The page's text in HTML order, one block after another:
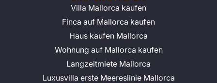
Villa Mallorca kaufen
Finca auf Mallorca kaufen
Haus kaufen Mallorca
Wohnung auf Mallorca kaufen
Langzeitmiete Mallorca
Luxusvilla erste Meereslinie Mallorca